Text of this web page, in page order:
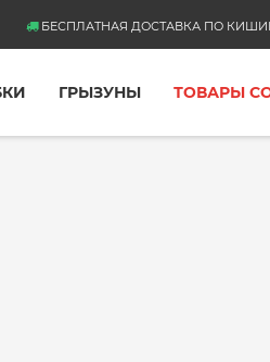
БЕСПЛАТНАЯ ДОСТАВКА ПО
ГРЫЗУНЫ ТОВАРЫ